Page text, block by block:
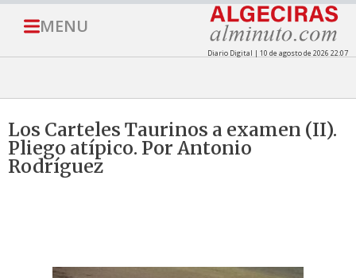
MENU
Diario Digital | 10 de agosto de 2026 22:07
Los Carteles Taurinos a examen (II).
Pliego atípico. Por Antonio
Rodríguez